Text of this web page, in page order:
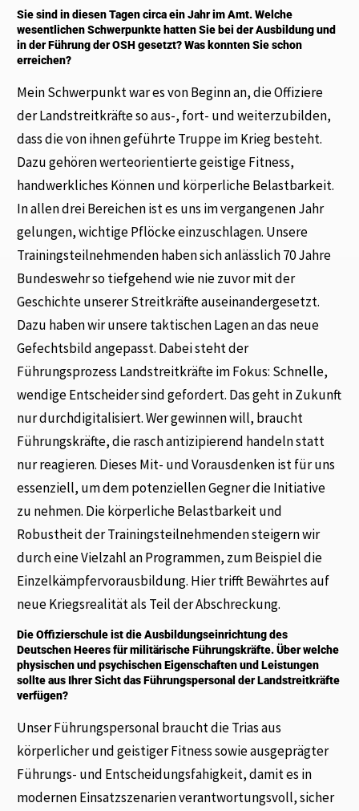
Sie sind in diesen Tagen circa ein Jahr im Amt. Welche
wesentlichen Schwerpunkte hatten Sie bei der Ausbildung und
in der Führung der OSH gesetzt? Was konnten Sie schon
erreichen?
Mein Schwerpunkt war es von Beginn an, die Offiziere
der Landstreitkräfte so aus-, fort- und weiterzubilden,
dass die von ihnen geführte Truppe im Krieg besteht.
Dazu gehören werteorientierte geistige Fitness,
handwerkliches Können und körperliche Belastbarkeit.
In allen drei Bereichen ist es uns im vergangenen Jahr
gelungen, wichtige Pflöcke einzuschlagen. Unsere
Trainingsteilnehmenden haben sich anlässlich 70 Jahre
Bundeswehr so tiefgehend wie nie zuvor mit der
Geschichte unserer Streitkräfte auseinandergesetzt.
Dazu haben wir unsere taktischen Lagen an das neue
Gefechtsbild angepasst. Dabei steht der
Führungsprozess Landstreitkräfte im Fokus: Schnelle,
wendige Entscheider sind gefordert. Das geht in Zukunft
nur durchdigitalisiert. Wer gewinnen will, braucht
Führungskräfte, die rasch antizipierend handeln statt
nur reagieren. Dieses Mit- und Vorausdenken ist für uns
essenziell, um dem potenziellen Gegner die Initiative
zu nehmen. Die körperliche Belastbarkeit und
Robustheit der Trainingsteilnehmenden steigern wir
durch eine Vielzahl an Programmen, zum Beispiel die
Einzelkämpfervorausbildung. Hier trifft Bewährtes auf
neue Kriegsrealität als Teil der Abschreckung.
Die Offizierschule ist die Ausbildungseinrichtung des
Deutschen Heeres für militärische Führungskräfte. Über welche
physischen und psychischen Eigenschaften und Leistungen
sollte aus Ihrer Sicht das Führungspersonal der Landstreitkräfte
verfügen?
Unser Führungspersonal braucht die Trias aus
körperlicher und geistiger Fitness sowie ausgeprägter
Führungs- und Entscheidungsfahigkeit, damit es in
modernen Einsatzszenarien verantwortungsvoll, sicher